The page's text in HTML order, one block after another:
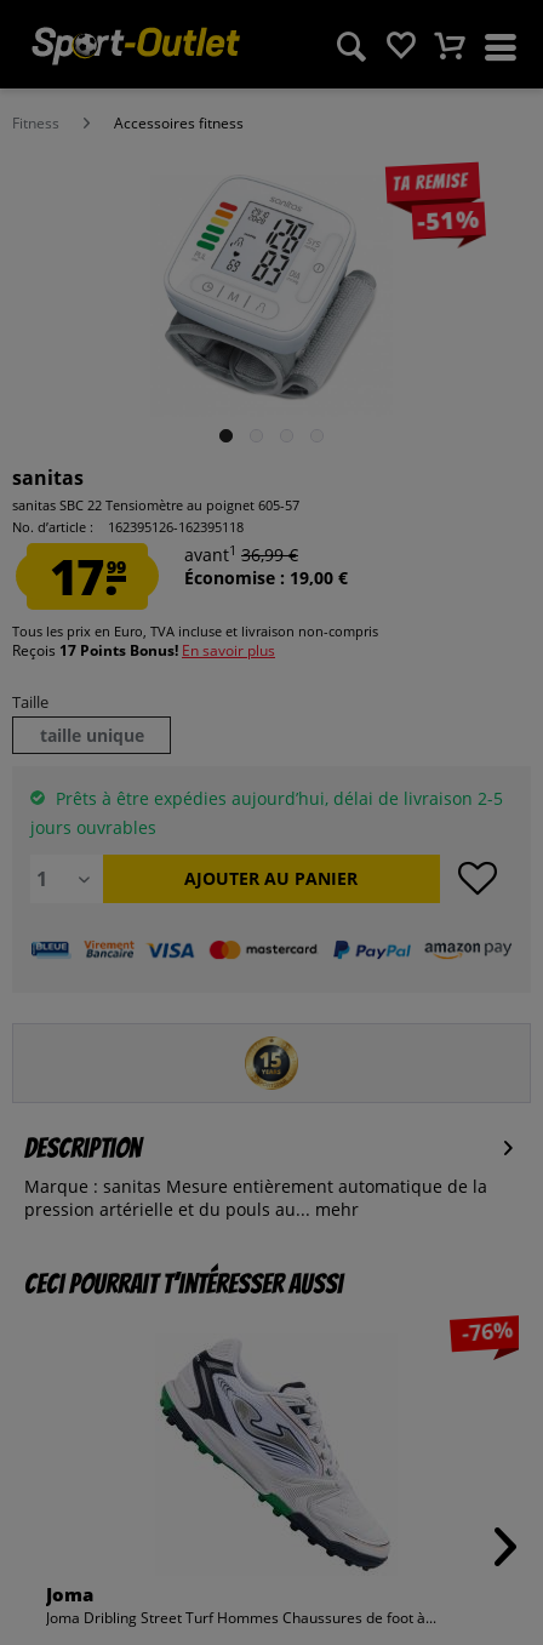
Fitness Accessoires fitness
Ta remise
-51%
sanitas
sanitas SBC 22 Tensiomètre au poignet 605-57
No. d’article :
162395126-162395118
17.99
avant1 36,99 €
Économise : 19,00 €
Tous les prix en Euro, TVA incluse et livraison non-compris
Reçois 17 Points Bonus! En savoir plus
Taille
taille unique
Prêts à être expédies aujourd’hui, délai de livraison 2-5
jours ouvrables
AJOUTER AU PANIER
Description
Marque : sanitas Mesure entièrement automatique de la
pression artérielle et du pouls au... mehr
Ceci pourrait t’intéresser aussi
-76%
Joma
Joma Dribling Street Turf Hommes Chaussures de foot à...